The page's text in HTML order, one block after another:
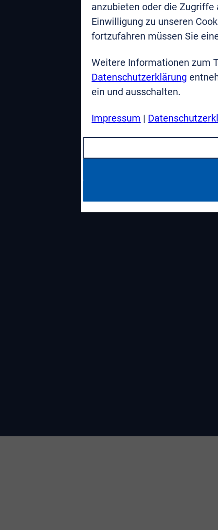
anzubieten oder die Zugriffe
Einwilligung zu unseren
fortzufahren müssen Sie
Weitere Informationen zum
Datenschutzerklärung
ein und ausschalten.
Impressum |